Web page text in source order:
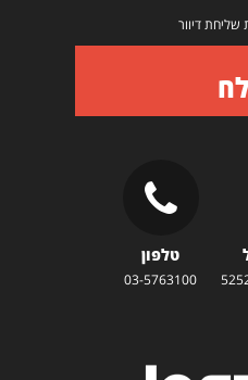
דיוור
טלפון
03-5763100